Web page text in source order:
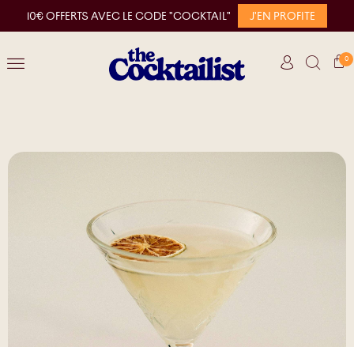
10€ OFFERTS AVEC LE CODE "COCKTAIL" J'EN PROFITE
0